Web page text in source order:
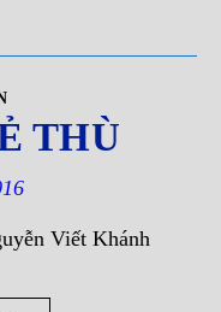
THÙ
Viết Khánh